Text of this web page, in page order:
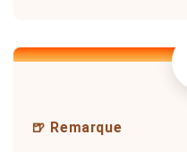
🍺 Remarque